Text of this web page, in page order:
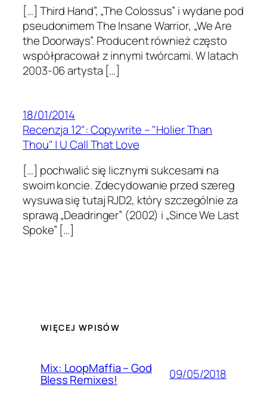
[…] Third Hand”, „The Colossus” i wydane pod
pseudonimem The Insane Warrior, „We Are
the Doorways”. Producent również często
współpracował z innymi twórcami. W latach
2003-06 artysta […]
18/01/2014
Recenzja 12": Copywrite – "Holier Than
Thou" | U Call That Love
[…] pochwalić się licznymi sukcesami na
swoim koncie. Zdecydowanie przed szereg
wysuwa się tutaj RJD2, który szczególnie za
sprawą „Deadringer” (2002) i „Since We Last
Spoke” […]
WIĘCEJ WPISÓW
Mix: LoopMaffia – God
Bless Remixes! 09/05/2018